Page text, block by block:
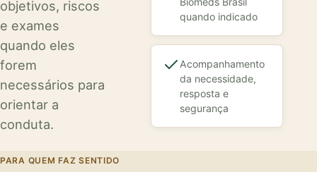
objetivos, riscos
e exames
quando eles
forem
necessários para
orientar a
conduta.
quando indicado
Acompanhamento
da necessidade,
resposta e
segurança
PARA QUEM FAZ SENTIDO